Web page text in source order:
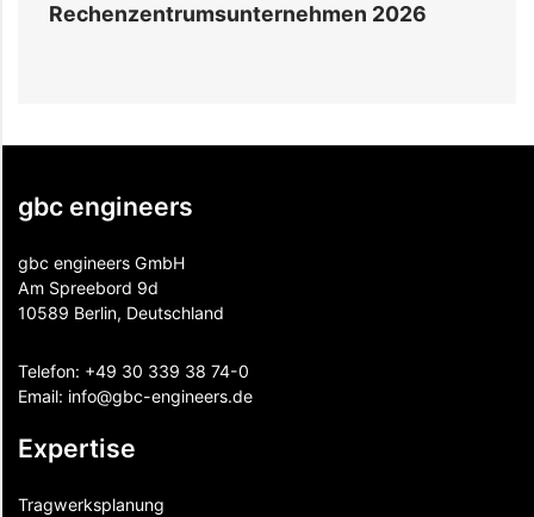
Rechenzentrumsunternehmen 2026
gbc engineers
gbc engineers GmbH
Am Spreebord 9d
10589 Berlin, Deutschland
Telefon: +49 30 339 38 74-0
Email: info@gbc-engineers.de
Expertise
Tragwerksplanung